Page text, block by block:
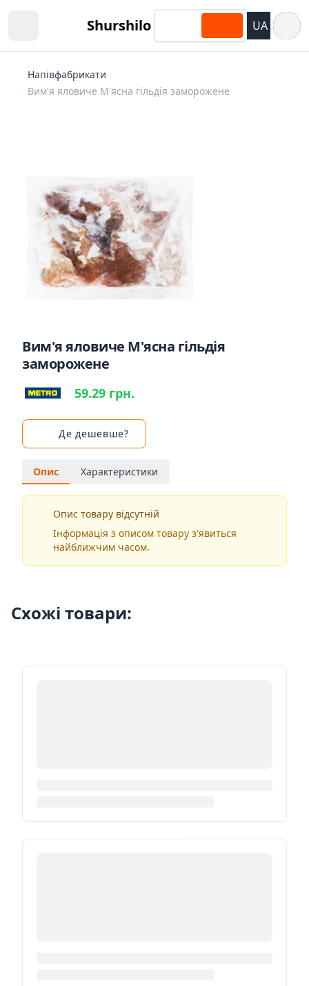
Shurshilo UA
Напівфабрикати
Вим'я яловиче М'ясна гільдія заморожене
Вим'я яловиче М'ясна гільдія
заморожене
59.29 грн.
Де дешевше?
Опис Характеристики
Опис товару відсутній
Інформація з описом товару з'явиться
найближчим часом.
Схожі товари: